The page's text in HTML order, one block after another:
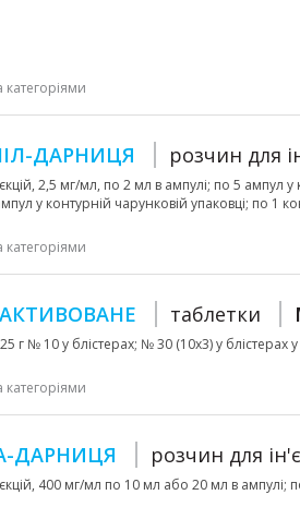
категоріями
ДАРНИЦЯ розчин для
2,5 мг/мл, по 2 мл в ампулі; по 5 ампул у
у контурній чарунковій упаковці; по 1
категоріями
таблетки
г № 10 у блістерах; № 30 (10х3) у блістерах у
категоріями
ДАРНИЦЯ розчин для
400 мг/мл по 10 мл або 20 мл в ампулі;